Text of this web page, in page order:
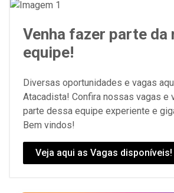
Venha fazer parte da
equipe!
Diversas oportunidades e vagas
Atacadista! Confira nossas vagas e
parte dessa equipe experiente e
Bem vindos!
Veja aqui as Vagas disponíveis!